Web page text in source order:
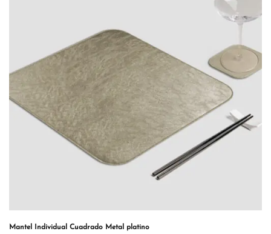
Mantel Individual Cuadrado Metal platino